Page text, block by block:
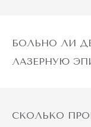
БОЛЬНО ЛИ
ЛАЗЕРНУЮ
СКОЛЬКО